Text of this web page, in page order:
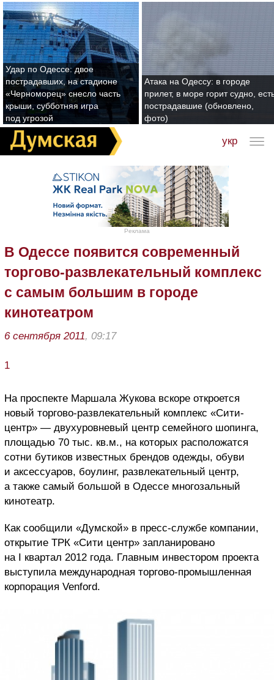
Удар по Одессе: двое
пострадавших, на стадионе
«Черноморец» снесло часть
крыши, субботняя игра
под угрозой
Атака на Одессу: в городе
прилет, в море горит судно,
пострадавшие (обновлено,
фото)
укр
Реклама
В Одессе появится современный
торгово-развлекательный комплекс
с самым большим в городе
кинотеатром
6 сентября 2011, 09:17
1
На проспекте Маршала Жукова вскоре откроется
новый торгово-развлекательный комплекс «Сити-
центр» — двухуровневый центр семейного шопинга,
площадью 70 тыс. кв.м., на которых расположатся
сотни бутиков известных брендов одежды, обуви
и аксессуаров, боулинг, развлекательный центр,
а также самый большой в Одессе многозальный
кинотеатр.
Как сообщили «Думской» в пресс-службе компании,
открытие ТРК «Сити центр» запланировано
на I квартал 2012 года. Главным инвестором проекта
выступила международная торгово-промышленная
корпорация Venford.